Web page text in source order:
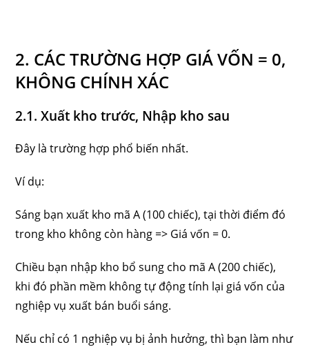
2. CÁC TRƯỜNG HỢP GIÁ VỐN = 0,
KHÔNG CHÍNH XÁC
2.1. Xuất kho trước, Nhập kho sau
Đây là trường hợp phổ biến nhất.
Ví dụ:
Sáng bạn xuất kho mã A (100 chiếc), tại thời điểm đó
trong kho không còn hàng => Giá vốn = 0.
Chiều bạn nhập kho bổ sung cho mã A (200 chiếc),
khi đó phần mềm không tự động tính lại giá vốn của
nghiệp vụ xuất bán buổi sáng.
Nếu chỉ có 1 nghiệp vụ bị ảnh hưởng, thì bạn làm như